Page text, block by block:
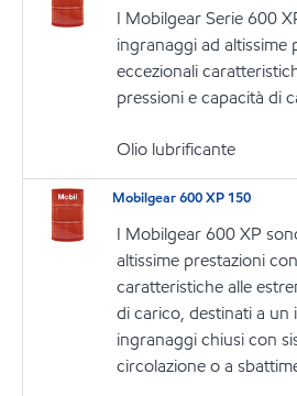
I Mobilgear Serie 600
ingranaggi ad altissime
eccezionali
pressioni e capacità di
Olio lubrificante
Mobilgear 600 XP 150
I Mobilgear 600 XP
altissime prestazioni
caratteristiche alle
di carico, destinati a
ingranaggi chiusi con
circolazione o a